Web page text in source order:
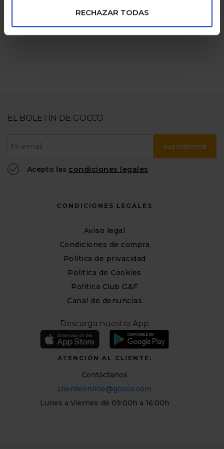
RECHAZAR TODAS
numerosas
EL BOLETÍN DE GOCCO
suscribirme
Acepto las condiciones legales
CONDICIONES LEGALES
Aviso legal
Condiciones de compra
Política de privacidad
Política de Cookies
Política Club G&F
Canal de denuncias
Descarga nuestra App
ATENCIÓN AL CLIENTE:
Contáctanos
clienteonline@gocco.com
Lunes a Viernes de 09:00h a 16:00h